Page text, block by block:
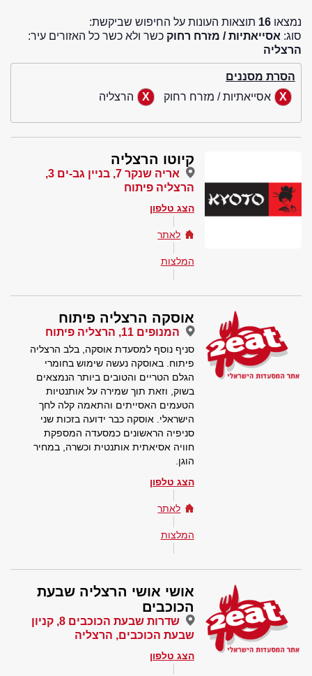
נמצאו 16 תוצאות העונות על החיפוש שביקשת:
סוג: אסייאתיות / מזרח רחוק כשר ולא כשר כל האזורים עיר:
הרצליה
הסרת מסננים
אסייאתיות / מזרח רחוק
הרצליה
קיוטו הרצליה
אריה שנקר 7, בניין גב-ים 3,
הרצליה פיתוח
הצג טלפון
לאתר
המלצות
אוסקה הרצליה פיתוח
המנופים 11, הרצליה פיתוח
סניף נוסף למסעדת אוסקה, בלב הרצליה
פיתוח. באוסקה נעשה שימוש בחומרי
הגלם הטריים והטובים ביותר הנמצאים
בשוק, וזאת תוך שמירה על אותנטיות
הטעמים האסייתים והתאמה קלה לחך
הישראלי. אוסקה כבר ידועה בזכות שני
סניפיה הראשונים כמסעדה המספקת
חוויה אסיאתית אותנטית וכשרה, במחיר
הוגן.
הצג טלפון
לאתר
המלצות
אושי אושי הרצליה שבעת
הכוכבים
שדרות שבעת הכוכבים 8, קניון
שבעת הכוכבים, הרצליה
הצג טלפון